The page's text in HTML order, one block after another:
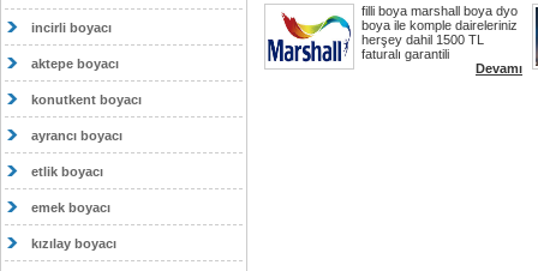
incirli boyacı
aktepe boyacı
konutkent boyacı
ayrancı boyacı
etlik boyacı
emek boyacı
kızılay boyacı
filli boya marshall boya dyo
boya ile komple daireleriniz
herşey dahil 1500 TL
faturalı garantili
Devamı